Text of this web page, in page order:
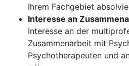
Ihrem Fachgebiet
Interesse an
Interesse an der
Zusammenarbeit mit
Psychotherapeuten und